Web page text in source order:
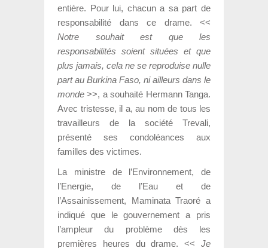
entière. Pour lui, chacun a sa part de
responsabilité dans ce drame. <<
Notre souhait est que les
responsabilités soient situées et que
plus jamais, cela ne se reproduise nulle
part au Burkina Faso, ni ailleurs dans le
monde >>, a souhaité Hermann Tanga.
Avec tristesse, il a, au nom de tous les
travailleurs de la société Trevali,
présenté ses condoléances aux
familles des victimes.
La ministre de l’Environnement, de
l’Energie, de l’Eau et de
l’Assainissement, Maminata Traoré a
indiqué que le gouvernement a pris
l’ampleur du problème dès les
premières heures du drame. << Je